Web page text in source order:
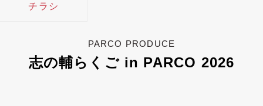
チラシ
PARCO PRODUCE
志の輔らくご in PARCO 2026